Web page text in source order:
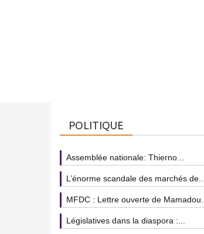
POLITIQUE
Assemblée nationale: Thierno...
L’énorme scandale des marchés de...
MFDC : Lettre ouverte de Mamadou...
Législatives dans la diaspora :...